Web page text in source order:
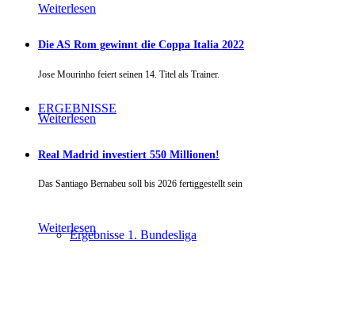
ERGEBNISSE
Ergebnisse 1. Bundesliga
Weiterlesen
Die AS Rom gewinnt die Coppa Italia 2022
Jose Mourinho feiert seinen 14. Titel als Trainer.
Weiterlesen
Real Madrid investiert 550 Millionen!
Das Santiago Bernabeu soll bis 2026 fertiggestellt sein
Weiterlesen